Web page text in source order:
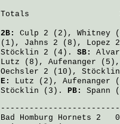
Totals
2B: Culp 2 (2), Whitney
(1), Jahns 2 (8), Lopez
Stöcklin 2 (4). SB:
Lutz (8), Aufenanger (5),
Oechsler 2 (10), Stöcklin
E: Lutz (2), Aufenanger
Stöcklin (3). PB: Spann
Bad Homburg Hornets 2